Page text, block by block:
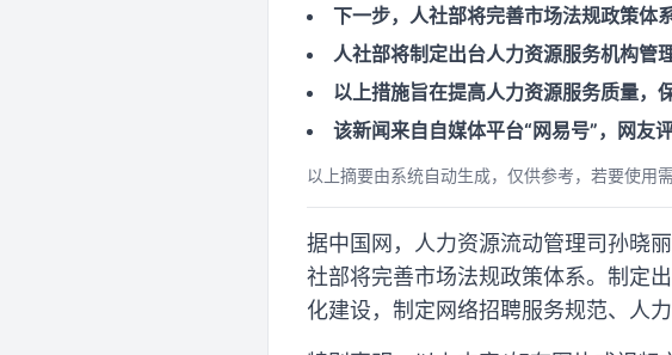
下一步，人社部将完善市场法规政策体
人社部将制定出台人力资源服务机构管
以上措施旨在提高人力资源服务质量，
该新闻来自自媒体平台“网易号”，网友
以上摘要由系统自动生成，仅供参考，若要使用
据中国网，人力资源流动管理司孙晓
社部将完善市场法规政策体系。制定
化建设，制定网络招聘服务规范、人